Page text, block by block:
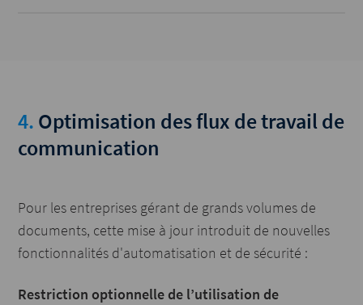
4. Optimisation des flux de travail de
communication
Pour les entreprises gérant de grands volumes de
documents, cette mise à jour introduit de nouvelles
fonctionnalités d'automatisation et de sécurité :
Restriction optionnelle de l’utilisation de